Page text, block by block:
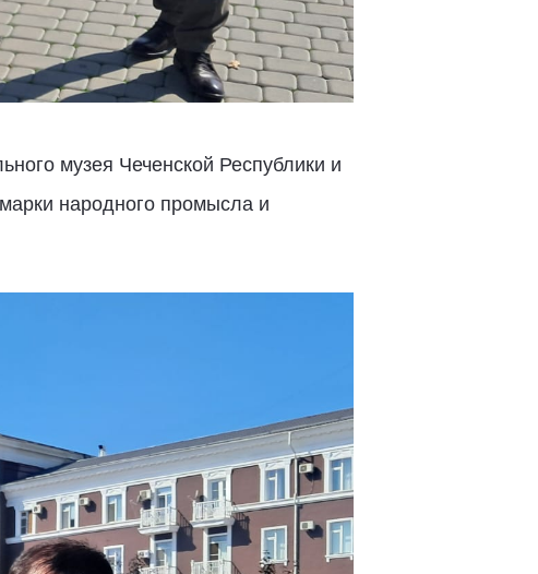
музея Чеченской Республики и
народного промысла и